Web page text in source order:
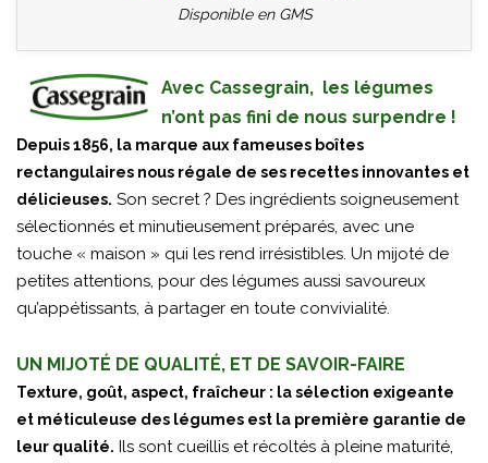
Disponible en GMS
Avec Cassegrain, les légumes
n’ont pas fini de nous surpendre !
Depuis 1856, la marque aux fameuses boîtes
rectangulaires nous régale de ses recettes innovantes et
délicieuses. Son secret ? Des ingrédients soigneusement
sélectionnés et minutieusement préparés, avec une
touche « maison » qui les rend irrésistibles. Un mijoté de
petites attentions, pour des légumes aussi savoureux
qu’appétissants, à partager en toute convivialité.
UN MIJOTÉ DE QUALITÉ, ET DE SAVOIR-FAIRE
Texture, goût, aspect, fraîcheur : la sélection exigeante
et méticuleuse des légumes est la première garantie de
leur qualité. Ils sont cueillis et récoltés à pleine maturité,